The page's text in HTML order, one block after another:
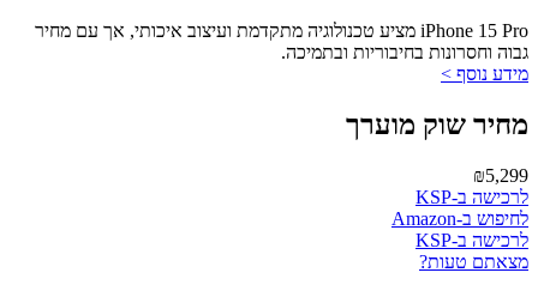
iPhone 15 Pro מציע טכנולוגיה מתקדמת ועיצוב איכותי, אך עם מחיר
גבוה וחסרונות בחיבוריות ובתמיכה.
מידע נוסף >
מחיר שוק מוערך
₪5,299
לרכישה ב-KSP
לחיפוש ב-Amazon
לרכישה ב-KSP
מצאתם טעות?